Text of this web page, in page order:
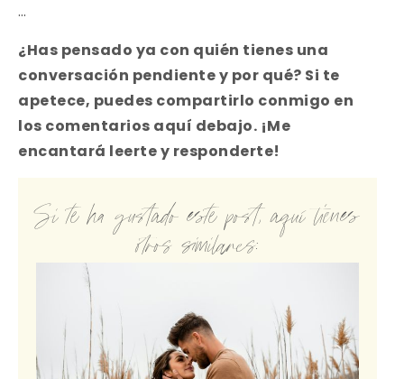
…
¿Has pensado ya con quién tienes una
conversación pendiente y por qué? Si te
apetece, puedes compartirlo conmigo en
los comentarios aquí debajo. ¡Me
encantará leerte y responderte!
Si te ha gustado este post, aquí tienes
otros similares: